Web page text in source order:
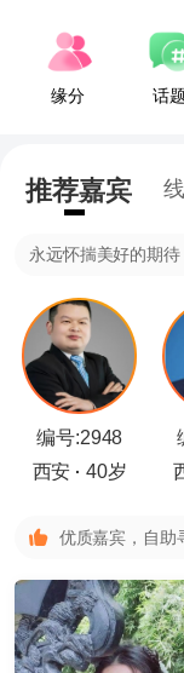
缘分 话题
推荐嘉宾
永远怀揣美好的期待
编号:2948
西安 · 40岁
优质嘉宾，自助